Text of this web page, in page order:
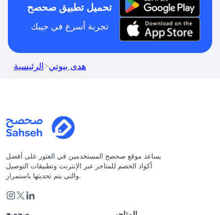
تحميل تطبيق صحصح
تجربة أسرع في جيبك
الرئيسية>هدى بيوتي
يساعد موقع صحصح المستخدمين في العثور على أفضل
أكواد الخصم للمتاجر عبر الإنترنت وتطبيقات التوصيل
والتي يتم تحديثها باستمرار.